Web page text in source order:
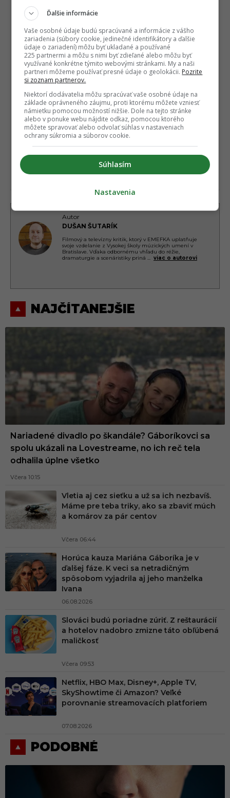
Autor
DUŠAN ŠUTARÍK
Filmový a televízny kritik, ktorý v EMEFKA uplatňuje
svoje vzdelanie z Vysokej školy múzických umení v
Bratislave. Vďaka odbornému vhľadu do réžie,
dramaturgie a scenáristiky priná ... viac o autorovi
NAJČÍTANEJŠIE
Nariadené divadlo po škandále? Gáboríkovci sa
spolu ukázali na Lovestreame, no ich reč tela
odhalila úplne všetko
Včera 10:15
Vletia aj cez sieťku a už sa ich nezbavíš.
Máme pre teba triky, ako sa zbaviť múch
a komárov za pár centov
Včera 06:44
Horúca kauza Mariána Gáboríka je v
ďalšej fáze. K veci sa netradičným
spôsobom vyjadrila aj jeho manželka
Ivana
06.08.2026
Slováci budú poriadne zúriť. Z reštaurácií
a hotelov nadobro zmizne táto obľúbená
maličkosť
Včera 09:53
Netflix, HBO Max, Disney+, Apple TV,
SkyShowtime či Amazon? Veľké
porovnanie streamovacích platforiem
07.08.2026
PODOBNÉ
Ďalšie informácie
Vaše osobné údaje budú spracúvané a informácie z vášho
zariadenia (súbory cookie, jedinečné identifikátory a ďalšie
údaje o zariadení) môžu byť ukladané a používané
225 partnermi a môžu s nimi byť zdieľané alebo môžu byť
využívané konkrétne týmito webovými stránkami. My a naši
partneri môžeme používať presné údaje o geolokácii. Pozrite
si zoznam partnerov.
Niektorí dodávatelia môžu spracúvať vaše osobné údaje na
základe oprávneného záujmu, proti ktorému môžete vzniesť
námietku pomocou možností nižšie. Dole na tejto stránke
alebo v ponuke webu nájdite odkaz, pomocou ktorého
môžete spravovať alebo odvolať súhlas v nastaveniach
ochrany súkromia a súborov cookie.
Súhlasím
Nastavenia